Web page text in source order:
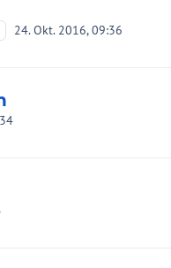
24. Okt. 2016, 09:36